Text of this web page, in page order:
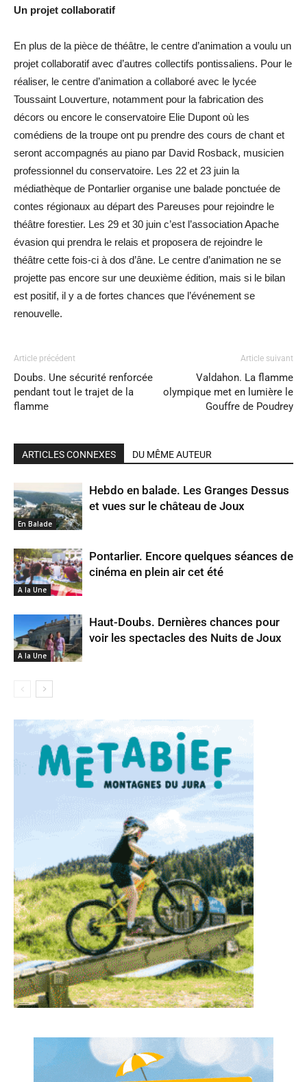
Un projet collaboratif
En plus de la pièce de théâtre, le centre d’animation a voulu un
projet collaboratif avec d’autres collectifs pontissaliens. Pour le
réaliser, le centre d’animation a collaboré avec le lycée
Toussaint Louverture, notamment pour la fabrication des
décors ou encore le conservatoire Elie Dupont où les
comédiens de la troupe ont pu prendre des cours de chant et
seront accompagnés au piano par David Rosback, musicien
professionnel du conservatoire. Les 22 et 23 juin la
médiathèque de Pontarlier organise une balade ponctuée de
contes régionaux au départ des Pareuses pour rejoindre le
théâtre forestier. Les 29 et 30 juin c’est l’association Apache
évasion qui prendra le relais et proposera de rejoindre le
théâtre cette fois-ci à dos d’âne. Le centre d’animation ne se
projette pas encore sur une deuxième édition, mais si le bilan
est positif, il y a de fortes chances que l’événement se
renouvelle.
Article précédent
Doubs. Une sécurité renforcée
pendant tout le trajet de la
flamme
Article suivant
Valdahon. La flamme
olympique met en lumière le
Gouffre de Poudrey
ARTICLES CONNEXES DU MÊME AUTEUR
En Balade
Hebdo en balade. Les Granges Dessus
et vues sur le château de Joux
A la Une
Pontarlier. Encore quelques séances de
cinéma en plein air cet été
A la Une
Haut-Doubs. Dernières chances pour
voir les spectacles des Nuits de Joux